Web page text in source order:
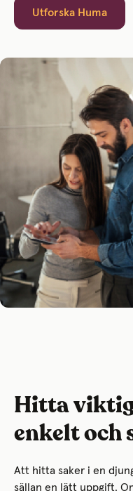
Utforska Huma
Hitta
enkelt och
Att hitta saker i en
sällan en lätt uppgift.